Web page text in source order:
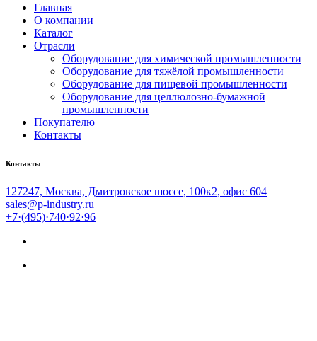
Главная
О компании
Каталог
Отрасли
Оборудование для химической промышленности
Оборудование для тяжёлой промышленности
Оборудование для пищевой промышленности
Оборудование для целлюлозно-бумажной
промышленности
Покупателю
Контакты
Контакты
127247, Москва, Дмитровское шоссе, 100к2, офис 604
sales@p-industry.ru
+7·(495)·740·92·96